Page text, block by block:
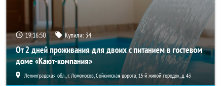
19:16:49 Купили: 34
От 2 дней проживания для двоих с питанием в гостевом
доме «Кают-компания»
Ленинградская обл., г. Ломоносов, Сойкинская дорога, 15-й жилой городок, д. 43